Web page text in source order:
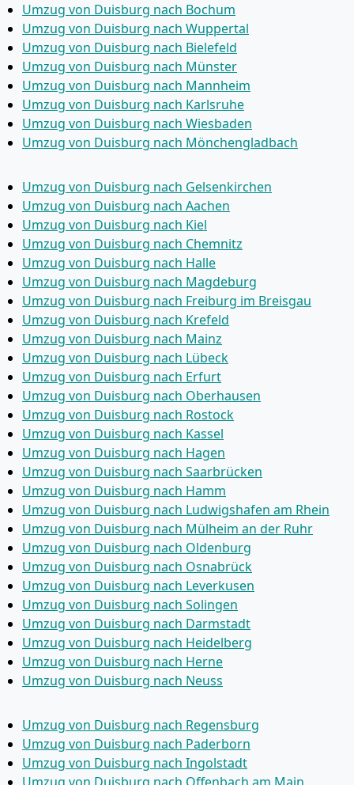
Umzug von Duisburg nach Bochum
Umzug von Duisburg nach Wuppertal
Umzug von Duisburg nach Bielefeld
Umzug von Duisburg nach Münster
Umzug von Duisburg nach Mannheim
Umzug von Duisburg nach Karlsruhe
Umzug von Duisburg nach Wiesbaden
Umzug von Duisburg nach Mönchen­gladbach
Umzug von Duisburg nach Gelsenkirchen
Umzug von Duisburg nach Aachen
Umzug von Duisburg nach Kiel
Umzug von Duisburg nach Chemnitz
Umzug von Duisburg nach Halle
Umzug von Duisburg nach Magdeburg
Umzug von Duisburg nach Freiburg im Breisgau
Umzug von Duisburg nach Krefeld
Umzug von Duisburg nach Mainz
Umzug von Duisburg nach Lübeck
Umzug von Duisburg nach Erfurt
Umzug von Duisburg nach Oberhausen
Umzug von Duisburg nach Rostock
Umzug von Duisburg nach Kassel
Umzug von Duisburg nach Hagen
Umzug von Duisburg nach Saarbrücken
Umzug von Duisburg nach Hamm
Umzug von Duisburg nach Ludwigshafen am Rhein
Umzug von Duisburg nach Mülheim an der Ruhr
Umzug von Duisburg nach Oldenburg
Umzug von Duisburg nach Osnabrück
Umzug von Duisburg nach Leverkusen
Umzug von Duisburg nach Solingen
Umzug von Duisburg nach Darmstadt
Umzug von Duisburg nach Heidelberg
Umzug von Duisburg nach Herne
Umzug von Duisburg nach Neuss
Umzug von Duisburg nach Regensburg
Umzug von Duisburg nach Paderborn
Umzug von Duisburg nach Ingolstadt